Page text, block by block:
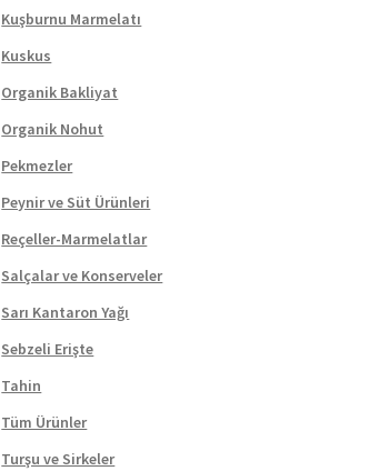
Kuşburnu Marmelatı
Kuskus
Organik Bakliyat
Organik Nohut
Pekmezler
Peynir ve Süt Ürünleri
Reçeller-Marmelatlar
Salçalar ve Konserveler
Sarı Kantaron Yağı
Sebzeli Erişte
Tahin
Tüm Ürünler
Turşu ve Sirkeler